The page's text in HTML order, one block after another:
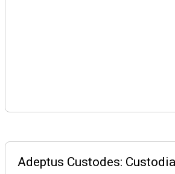
Adeptus Custodes: